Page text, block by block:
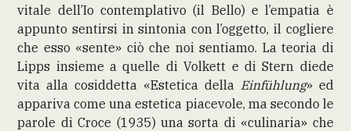
vitale dell’Io contemplativo (il Bello) e l’empatia è
appunto sentirsi in sintonia con l’oggetto, il cogliere
che esso «sente» ciò che noi sentiamo. La teoria di
Lipps insieme a quelle di Volkett e di Stern diede
vita alla cosiddetta «Estetica della Einfühlung» ed
appariva come una estetica piacevole, ma secondo le
parole di Croce (1935) una sorta di «culinaria» che